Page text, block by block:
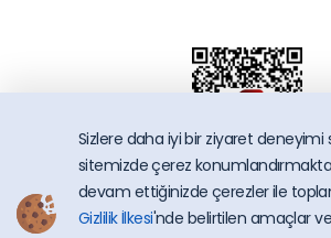
Sizlere daha iyi bir ziyaret
sitemizde çerez
devam ettiğinizde çerezler ile
Gizlilik İlkesi'nde belirtilen amaçlar